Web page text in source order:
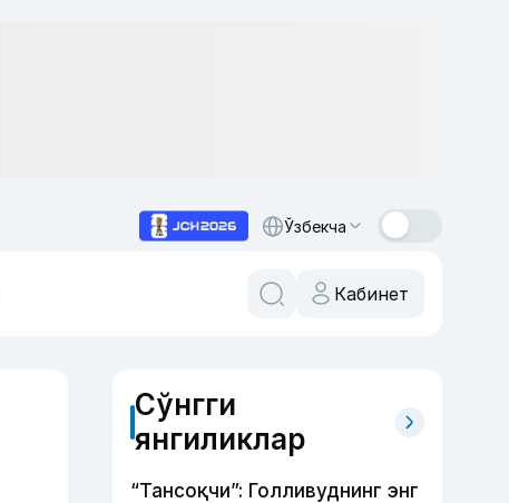
Ўзбекча
Кабинет
Сўнгги
янгиликлар
“Тансоқчи”: Голливуднинг энг